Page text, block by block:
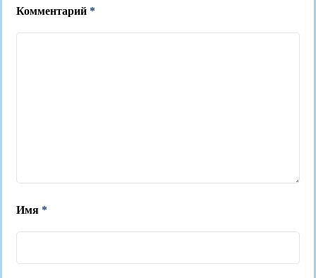
Комментарий *
Имя *